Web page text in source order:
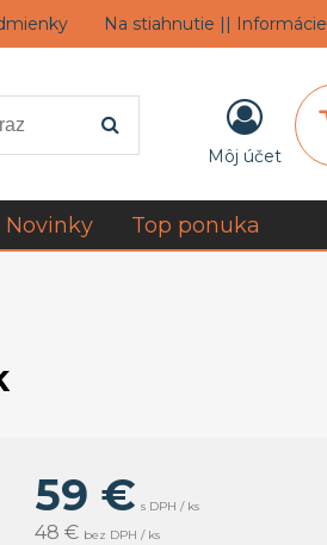
Na stiahnutie || Informácie
Môj účet
Novinky Top ponuka
59 € s DPH / ks
48 € bez DPH / ks